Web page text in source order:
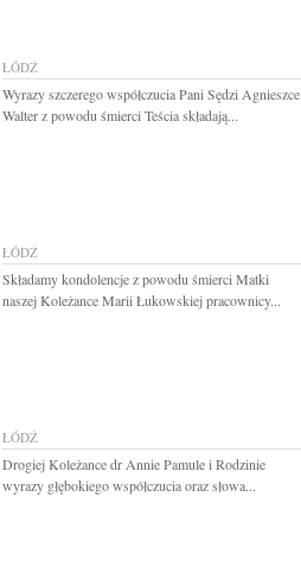
ŁÓDŹ
Wyrazy szczerego współczucia Pani Sędzi Agnieszce
Walter z powodu śmierci Teścia składają...
ŁÓDŹ
Składamy kondolencje z powodu śmierci Matki
naszej Koleżance Marii Łukowskiej pracownicy...
ŁÓDŹ
Drogiej Koleżance dr Annie Pamule i Rodzinie
wyrazy głębokiego współczucia oraz słowa...